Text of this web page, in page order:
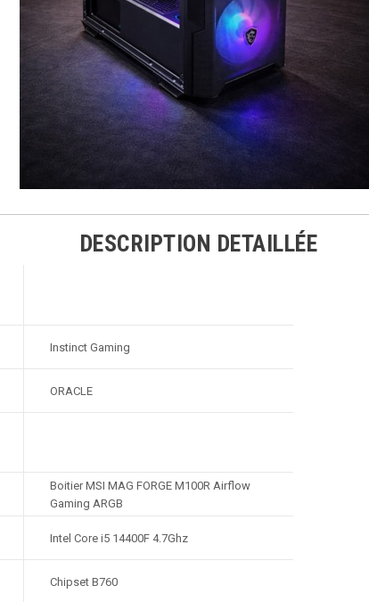
DESCRIPTION DETAILLÉE
Instinct Gaming
ORACLE
Boitier MSI MAG FORGE M100R Airflow
Gaming ARGB
Intel Core i5 14400F 4.7Ghz
Chipset B760